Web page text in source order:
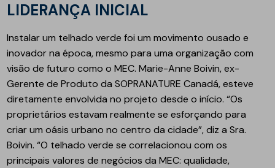
LIDERANÇA INICIAL
Instalar um telhado verde foi um movimento ousado e
inovador na época, mesmo para uma organização com
visão de futuro como o MEC. Marie-Anne Boivin, ex-
Gerente de Produto da SOPRANATURE Canadá, esteve
diretamente envolvida no projeto desde o início. “Os
proprietários estavam realmente se esforçando para
criar um oásis urbano no centro da cidade”, diz a Sra.
Boivin. “O telhado verde se correlacionou com os
principais valores de negócios da MEC: qualidade,